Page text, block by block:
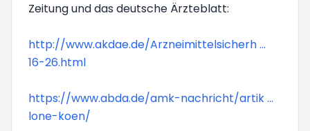
Zeitung und das deutsche Ärzteblatt:
http://www.akdae.de/Arzneimittelsicherh ...
16-26.html
https://www.abda.de/amk-nachricht/artik ...
lone-koen/